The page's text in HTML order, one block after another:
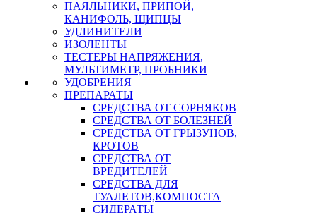
ПАЯЛЬНИКИ, ПРИПОЙ,
КАНИФОЛЬ, ЩИПЦЫ
УДЛИНИТЕЛИ
ИЗОЛЕНТЫ
ТЕСТЕРЫ НАПРЯЖЕНИЯ,
МУЛЬТИМЕТР, ПРОБНИКИ
УДОБРЕНИЯ
ПРЕПАРАТЫ
СРЕДСТВА ОТ СОРНЯКОВ
СРЕДСТВА ОТ БОЛЕЗНЕЙ
СРЕДСТВА ОТ ГРЫЗУНОВ,
КРОТОВ
СРЕДСТВА ОТ
ВРЕДИТЕЛЕЙ
СРЕДСТВА ДЛЯ
ТУАЛЕТОВ,КОМПОСТА
СИДЕРАТЫ